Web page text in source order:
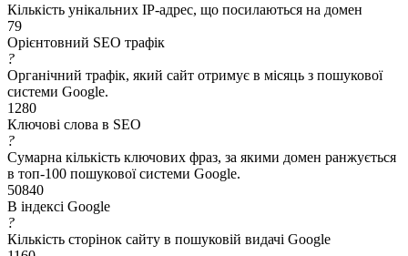
Кількість унікальних IP-адрес, що посилаються на домен
79
Орієнтовний SEO трафік
?
Органічний трафік, який сайт отримує в місяць з пошукової
системи Google.
1280
Ключові слова в SEO
?
Сумарна кількість ключових фраз, за якими домен ранжується
в топ-100 пошукової системи Google.
50840
В індексі Google
?
Кількість сторінок сайту в пошуковій видачі Google